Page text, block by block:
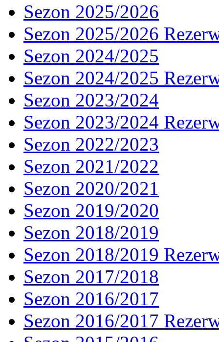
Sezon 2025/2026
Sezon 2025/2026
Sezon 2024/2025
Sezon 2024/2025
Sezon 2023/2024
Sezon 2023/2024
Sezon 2022/2023
Sezon 2021/2022
Sezon 2020/2021
Sezon 2019/2020
Sezon 2018/2019
Sezon 2018/2019
Sezon 2017/2018
Sezon 2016/2017
Sezon 2016/2017